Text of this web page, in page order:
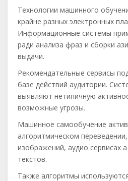
Технологии машинного
крайне разных электронных
Информационные системы
ради анализа фраз и сборки
выдачи.
Рекомендательные сервисы
базе действий аудитории.
выявляют нетипичную
возможные угрозы.
Машинное самообучение
алгоритмическом
изображений, аудио сервисах
текстов.
Также алгоритмы